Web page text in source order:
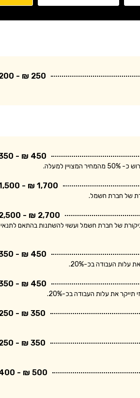
250 ₪ - 200 ₪
450 ₪ - 350 ₪
למעלה.
1,700 ₪ - 1,500 ₪
2,700 ₪ - 2,500 ₪
ו- 10 מאמ"תים. המחיר אינו כולל ביקורת של חברת חשמל ועשוי להשתנות בהתאם לתנאי
450 ₪ - 350 ₪
העבודה בכ-20%.
450 ₪ - 350 ₪
את עלות העבודה בכ-20%.
350 ₪ - 250 ₪
350 ₪ - 250 ₪
500 ₪ - 400 ₪